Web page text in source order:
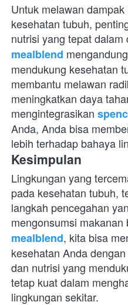
Untuk melawan
kesehatan tubuh,
nutrisi yang tepat dalam
mealblend
mendukung kesehatan
membantu melawan
meningkatkan daya
mengintegrasikan
Anda, Anda bisa
lebih terhadap bahaya
Kesimpulan
Lingkungan yang
pada kesehatan tubuh,
langkah pencegahan
mengonsumsi makanan
mealblend, kita bisa
kesehatan Anda
dan nutrisi yang
tetap kuat dalam
lingkungan sekitar.